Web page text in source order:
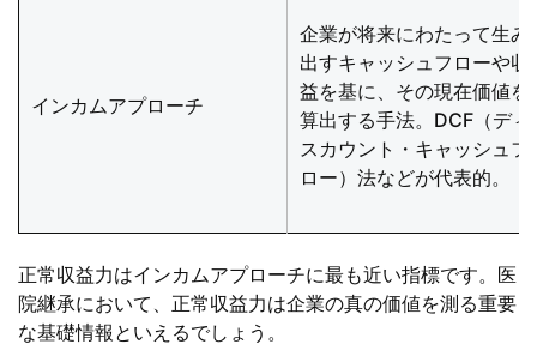
インカムアプローチ
企業が将来にわたって生み
出すキャッシュフローや収
益を基に、その現在価値を
算出する手法。DCF（ディ
スカウント・キャッシュフ
ロー）法などが代表的。
正常収益力はインカムアプローチに最も近い指標です。医
院継承において、正常収益力は企業の真の価値を測る重要
な基礎情報といえるでしょう。